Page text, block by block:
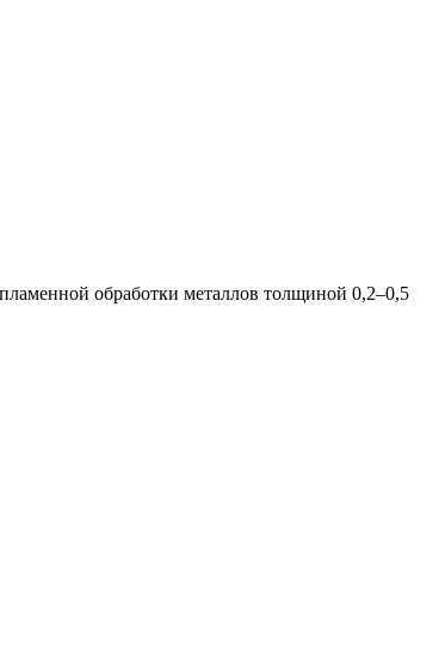
обработки металлов толщиной 0,2–0,5